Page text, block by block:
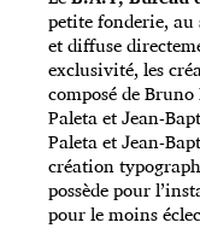
petite fonderie,
et diffuse
exclusivité, les
composé de
Paleta et Jean-
Paleta et Jean-
création
possède pour
pour le moins